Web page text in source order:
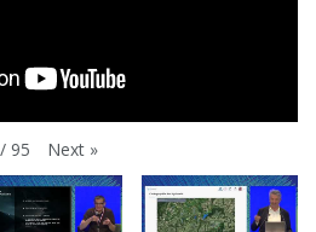
/ 95 Next »